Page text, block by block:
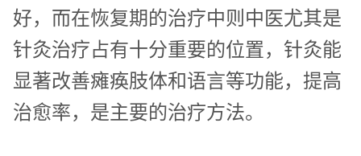
好，而在恢复期的治疗中则中医尤其是
针灸治疗占有十分重要的位置，针灸能
显著改善瘫痪肢体和语言等功能，提高
治愈率，是主要的治疗方法。